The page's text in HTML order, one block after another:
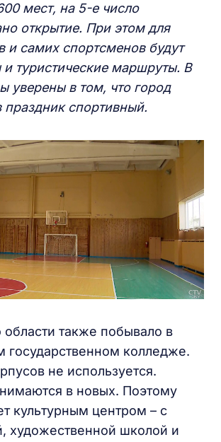
мест, на 5-е число
открытие. При этом для
и самих спортсменов будут
туристические маршруты. В
уверены в том, что город
праздник спортивный.
области также побывало в
государственном колледже.
не используется.
в новых. Поэтому
культурным центром – с
художественной школой и